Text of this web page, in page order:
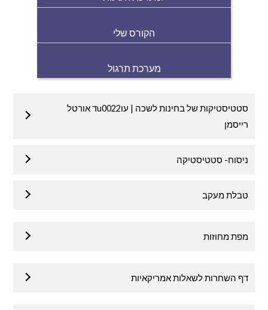
הקורס שלי
מערכת תרגול
סטטיסטיקות של בחינות לשכה | עוu0022ד אורטל
רייסמן
ניסוח- סטטיסטיקה
טבלת מעקב
מפת מחוזות
דף השחרות לשאלות אמריקאיות